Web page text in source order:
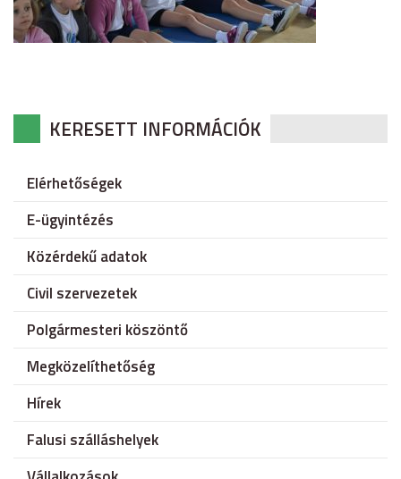
KERESETT INFORMÁCIÓK
Elérhetőségek
E-ügyintézés
Közérdekű adatok
Civil szervezetek
Polgármesteri köszöntő
Megközelíthetőség
Hírek
Falusi szálláshelyek